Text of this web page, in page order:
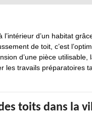
d’un habitat
de toit, c’est
d’une pièce utilisable,
les travails préparatoires
toits dans la